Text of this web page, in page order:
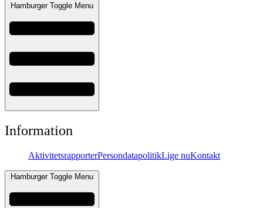
Hamburger Toggle Menu
Information
AktivitetsrapporterPersondatapolitikLige nuKontakt
Hamburger Toggle Menu